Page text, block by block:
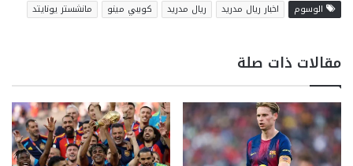
الوسوم اخبار ريال مدريد ريال مدريد كوببي مينو مانشستر يونايتد
مقالات ذات صلة